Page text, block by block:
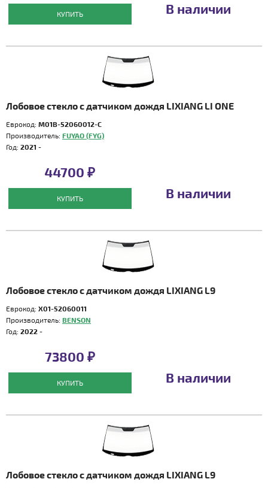
КУПИТЬ В наличии
Лобовое стекло с датчиком дождя LIXIANG LI ONE
Еврокод: M01B-52060012-C
Производитель: FUYAO (FYG)
Год: 2021 -
44700 ₽
КУПИТЬ В наличии
Лобовое стекло с датчиком дождя LIXIANG L9
Еврокод: X01-52060011
Производитель: BENSON
Год: 2022 -
73800 ₽
КУПИТЬ В наличии
Лобовое стекло с датчиком дождя LIXIANG L9